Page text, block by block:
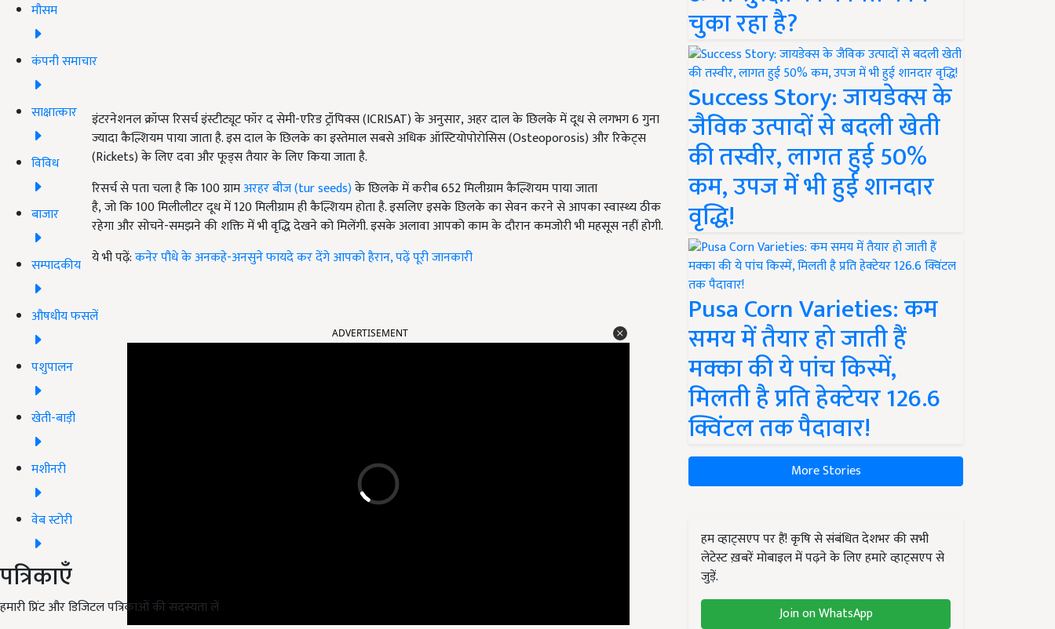
मौसम
कंपनी समाचार
साक्षात्कार
विविध
बाजार
सम्पादकीय
औषधीय फसलें
पशुपालन
खेती-बाड़ी
मशीनरी
वेब स्टोरी
पत्रिकाएँ
हमारी प्रिंट और डिजिटल पत्रिकाओं की सदस्यता लें
इंटरनेशनल क्रॉप्स रिसर्च इंस्टीट्यूट फॉर द सेमी-एरिड ट्रॉपिक्स (ICRISAT) के अनुसार, अहर दाल के छिलके में दूध से लगभग 6 गुना
ज्यादा कैल्शियम पाया जाता है. इस दाल के छिलके का इस्तेमाल सबसे अधिक ऑस्टियोपोरोसिस (Osteoporosis) और रिकेट्स
(Rickets) के लिए दवा और फूड्स तैयार के लिए किया जाता है.
रिसर्च से पता चला है कि 100 ग्रामअरहर बीज (tur seeds)के छिलके में करीब 652 मिलीग्राम कैल्शियम पाया जाता
है, जो कि 100 मिलीलीटर दूध में 120 मिलीग्राम ही कैल्शियम होता है. इसलिए इसके छिलके का सेवन करने से आपका स्वास्थ्य ठीक
रहेगा और सोचने-समझने की शक्ति में भी वृद्धि देखने को मिलेंगी. इसके अलावा आपको काम के दौरान कमजोरी भी महसूस नहीं होगी.
ये भी पढ़ें:कनेर पौधे के अनकहे-अनसुने फायदे कर देंगे आपको हैरान, पढ़ें पूरी जानकारी
चुका रहा है?
Success Story: जायडेक्स के
जैविक उत्पादों से बदली खेती
की तस्वीर, लागत हुई 50%
कम, उपज में भी हुई शानदार
वृद्धि!
Pusa Corn Varieties: कम
समय में तैयार हो जाती हैं
मक्का की ये पांच किस्में,
मिलती है प्रति हेक्टेयर 126.6
क्विंटल तक पैदावार!
More Stories
हम व्हाट्सएप पर हैं! कृषि से संबंधित देशभर की सभी
लेटेस्ट ख़बरें मोबाइल में पढ़ने के लिए हमारे व्हाट्सएप से
जुड़ें.
Join on WhatsApp